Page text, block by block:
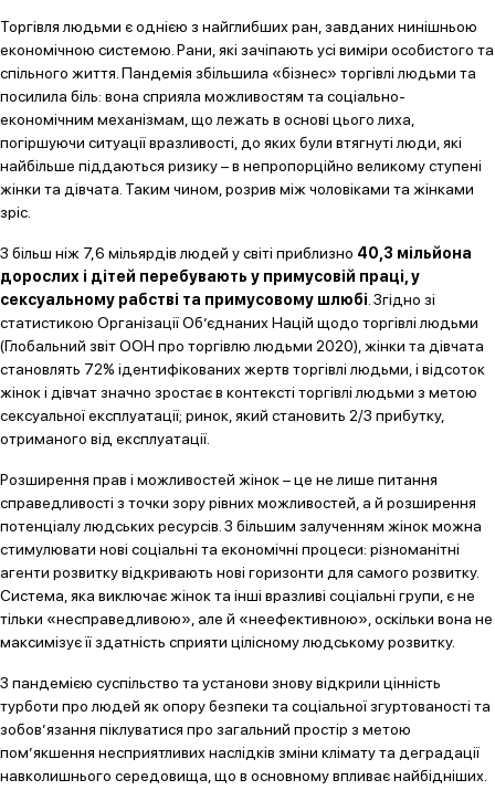
Торгівля людьми є однією з найглибших ран, завданих нинішньою
економічною системою. Рани, які зачіпають усі виміри особистого та
спільного життя. Пандемія збільшила «бізнес» торгівлі людьми та
посилила біль: вона сприяла можливостям та соціально-
економічним механізмам, що лежать в основі цього лиха,
погіршуючи ситуації вразливості, до яких були втягнуті люди, які
найбільше піддаються ризику – в непропорційно великому ступені
жінки та дівчата. Таким чином, розрив між чоловіками та жінками
зріс.
З більш ніж 7,6 мільярдів людей у світі приблизно 40,3 мільйона
дорослих і дітей перебувають у примусовій праці, у
сексуальному рабстві та примусовому шлюбі . Згідно зі
статистикою Організації Об’єднаних Націй щодо торгівлі людьми
(Глобальний звіт ООН про торгівлю людьми 2020), жінки та дівчата
становлять 72% ідентифікованих жертв торгівлі людьми, і відсоток
жінок і дівчат значно зростає в контексті торгівлі людьми з метою
сексуальної експлуатації; ринок, який становить 2/3 прибутку,
отриманого від експлуатації.
Розширення прав і можливостей жінок – це не лише питання
справедливості з точки зору рівних можливостей, а й розширення
потенціалу людських ресурсів. З більшим залученням жінок можна
стимулювати нові соціальні та економічні процеси: різноманітні
агенти розвитку відкривають нові горизонти для самого розвитку.
Система, яка виключає жінок та інші вразливі соціальні групи, є не
тільки «несправедливою», але й «неефективною», оскільки вона не
максимізує її здатність сприяти цілісному людському розвитку.
З пандемією суспільство та установи знову відкрили цінність
турботи про людей як опору безпеки та соціальної згуртованості та
зобов’язання піклуватися про загальний простір з метою
пом’якшення несприятливих наслідків зміни клімату та деградації
навколишнього середовища, що в основному впливає найбідніших.